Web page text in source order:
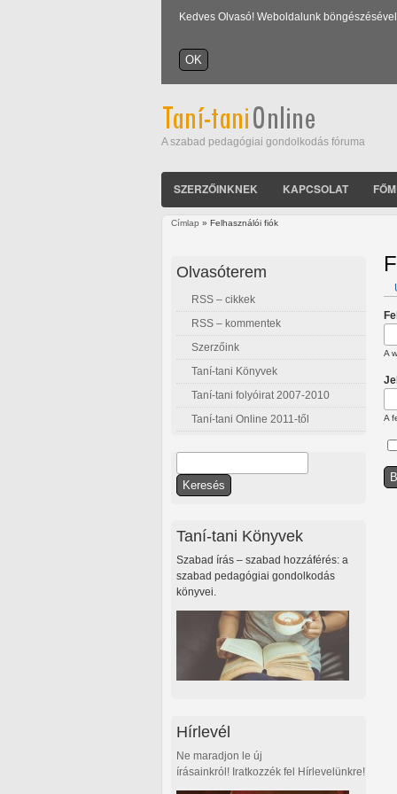
Kedves Olvasó! Weboldalunk
A szabad pedagógiai gondolkodás fóruma
SZERZŐINKNEK KAPCSOLAT
Címlap » Felhasználói fiók
A
A
Olvasóterem
RSS – cikkek
RSS – kommentek
Szerzőink
Taní-tani Könyvek
Taní-tani folyóirat 2007-2010
Taní-tani Online 2011-től
Keresés űrlap
Taní-tani Könyvek
Szabad írás – szabad hozzáférés: a
szabad pedagógiai gondolkodás
könyvei.
Hírlevél
Ne maradjon le új
írásainkról! Iratkozzék fel Hírlevelünkre!